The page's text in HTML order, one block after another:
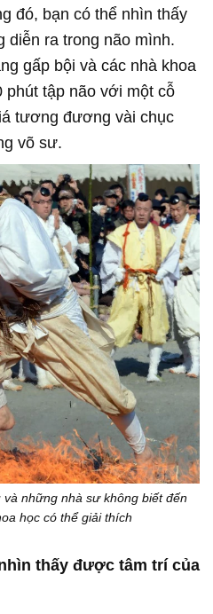
đó, bạn có thể nhìn thấy
diễn ra trong não mình.
gấp bội và các nhà khoa
phút tập não với một cỗ
tương đương vài chục
võ sư.
những nhà sư không biết đến
học có thể giải thích
thấy được tâm trí của